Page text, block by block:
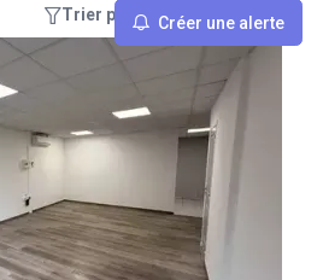
Créer une alerte
Trier par : Recommandations